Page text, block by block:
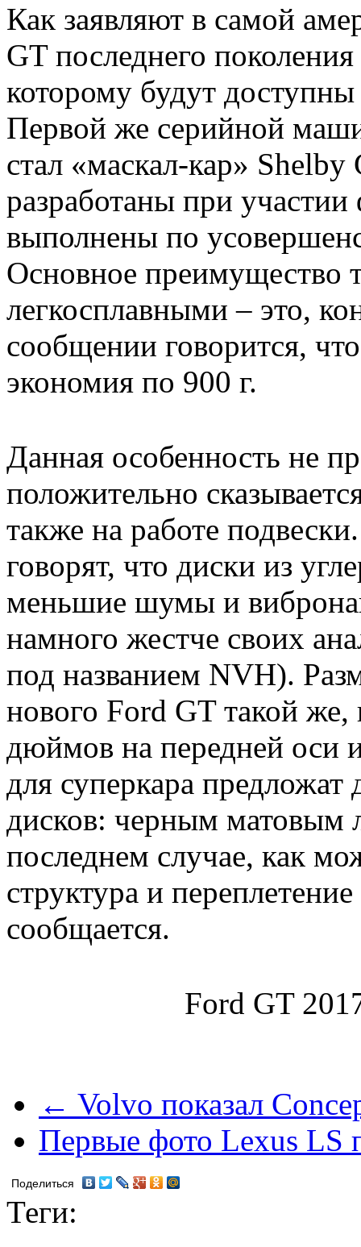
Как заявляют в самой
GT последнего
которому будут
Первой же серийной
стал «маскал-кар»
разработаны при
выполнены по
Основное преимущество
легкосплавными – это,
сообщении говорится,
экономия по 900 г.
Данная особенность не
положительно
также на работе
говорят, что диски из
меньшие шумы и
намного жестче своих
под названием NVH).
нового Ford GT такой
дюймов на передней оси
для суперкара
дисков: черным матовым
последнем случае, как
структура и
сообщается.
Ford GT
← Volvo показал
Первые фото Lexus LS
Поделиться
Теги: